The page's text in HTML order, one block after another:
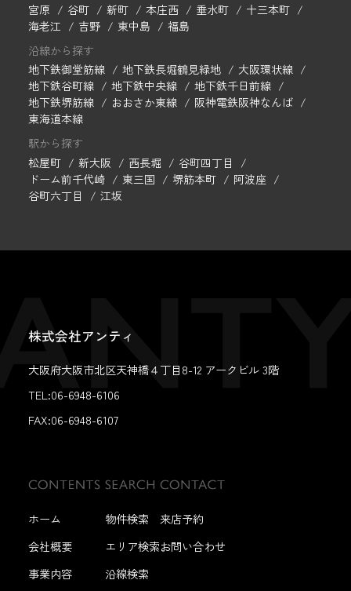
宮原
谷町 新町 本庄西 垂水町
十三本町
海老江
吉野 東中島
福島
沿線から探す
地下鉄御堂筋線
地下鉄長堀鶴見緑地
大阪環状線
地下鉄谷町線
地下鉄中央線
地下鉄千日前線
地下鉄堺筋線
おおさか東線
阪神電鉄阪神なんば
東海道本線
駅から探す
松屋町
新大阪 西長堀
谷町四丁目
ドーム前千代崎
東三国 堺筋本町
阿波座
谷町六丁目
江坂
株式会社アンティ
大阪府大阪市北区天神橋４丁目8-12 アークビル 3階
TEL:06-6948-6106
FAX:06-6948-6107
ホーム
会社概要
事業内容
物件検索
エリア検索
沿線検索
来店予約
お問い合わせ